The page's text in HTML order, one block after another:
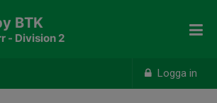
Logga in
BTK
- Division 2